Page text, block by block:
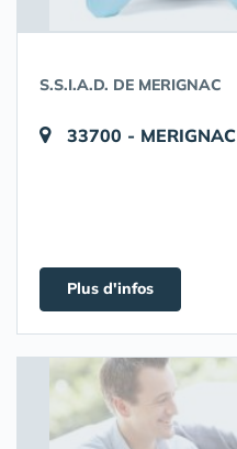
S.S.I.A.D. DE MERIGNAC
33700 - MERIGNAC
Plus d'infos